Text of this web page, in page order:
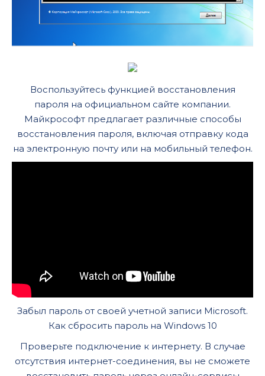
Воспользуйтесь функцией восстановления
пароля на официальном сайте компании.
Майкрософт предлагает различные способы
восстановления пароля, включая отправку кода
на электронную почту или на мобильный телефон.
Забыл пароль от своей учетной записи Microsoft.
Как сбросить пароль на Windows 10
Проверьте подключение к интернету. В случае
отсутствия интернет-соединения, вы не сможете